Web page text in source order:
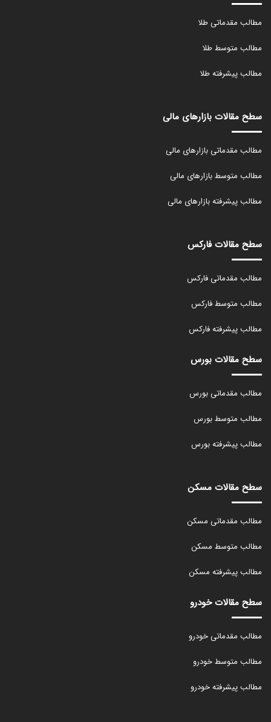
مطالب مقدماتی طلا
مطالب متوسط طلا
مطالب پیشرفته طلا
سطح مقالات بازارهای مالی
مطالب مقدماتی بازارهای مالی
مطالب متوسط بازارهای مالی
مطالب پیشرفته بازارهای مالی
سطح مقالات فارکس
مطالب مقدماتی فارکس
مطالب متوسط فارکس
مطالب پیشرفته فارکس
سطح مقالات بورس
مطالب مقدماتی بورس
مطالب متوسط بورس
مطالب پیشرفته بورس
سطح مقالات مسکن
مطالب مقدماتی مسکن
مطالب متوسط مسکن
مطالب پیشرفته مسکن
سطح مقالات خودرو
مطالب مقدماتی خودرو
مطالب متوسط خودرو
مطالب پیشرفته خودرو